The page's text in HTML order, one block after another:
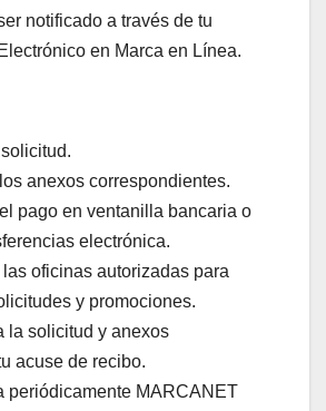
notificado a través de tu
en Marca en Línea.
anexos correspondientes.
pago en ventanilla bancaria o
electrónica.
oficinas autorizadas para
y promociones.
la solicitud y anexos
acuse de recibo.
periódicamente MARCANET